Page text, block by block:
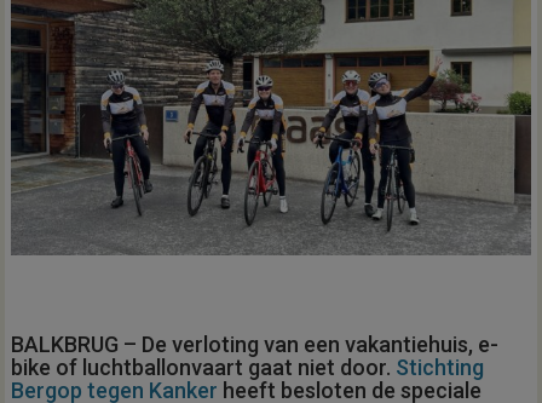
BALKBRUG – De verloting van een vakantiehuis, e-
bike of luchtballonvaart gaat niet door. Stichting
Bergop tegen Kanker heeft besloten de speciale